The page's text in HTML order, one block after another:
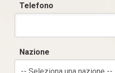
Telefono
Nazione